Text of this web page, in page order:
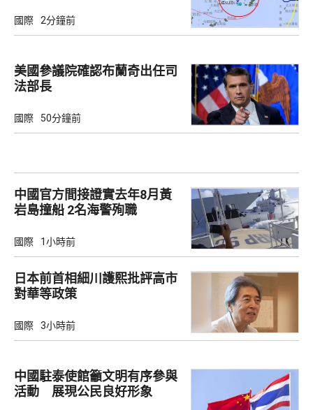
國際 2分鐘前
美國參議院確認布蘭奇出任司
法部長
國際 50分鐘前
中國官方間接證實去年8月黃
岩島撞船 2名海警殉職
國際 1小時前
日本前首相細川護熙批評高市
對華等政策
國際 3小時前
中國駐泰使館籲文明有序參與
活動 展現公民良好形象